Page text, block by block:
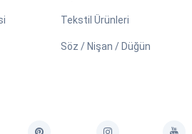
Tekstil Ürünleri
Söz / Nişan / Düğün